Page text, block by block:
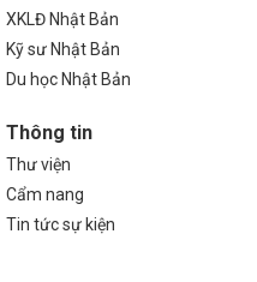
XKLĐ Nhật Bản
Kỹ sư Nhật Bản
Du học Nhật Bản
Thông tin
Thư viện
Cẩm nang
Tin tức sự kiện